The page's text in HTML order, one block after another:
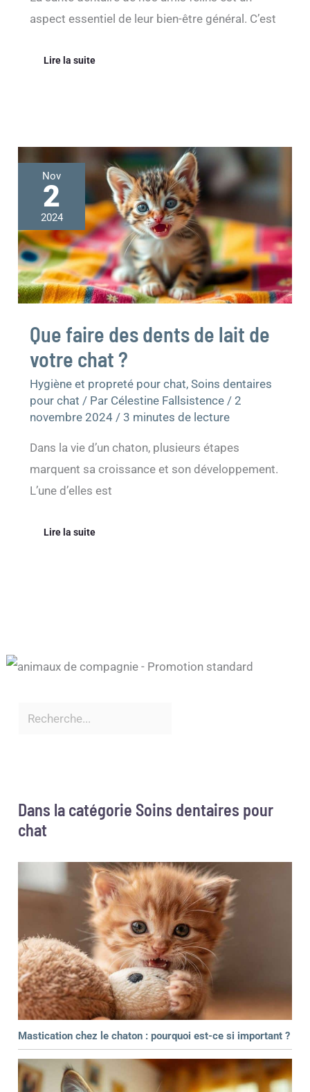
aspect essentiel de leur bien-être général. C’est
Lire la suite
Nov
2
2024
Que faire des dents de lait de
votre chat ?
Hygiène et propreté pour chat,Soins dentaires
pour chat / Par Célestine Fallsistence /2
novembre 2024 /3 minutes de lecture
Dans la vie d’un chaton, plusieurs étapes
marquent sa croissance et son développement.
L’une d’elles est
faire
des
dents
de
lait
de
votre
chat
?
Lire la suite
Dans la catégorie Soins dentaires pour
chat
Mastication chez le chaton : pourquoi est-ce si important ?